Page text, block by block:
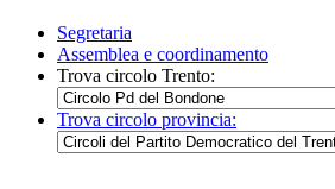
Segretaria
Assemblea e coordinamento
Trova circolo Trento:
Trova circolo provincia: